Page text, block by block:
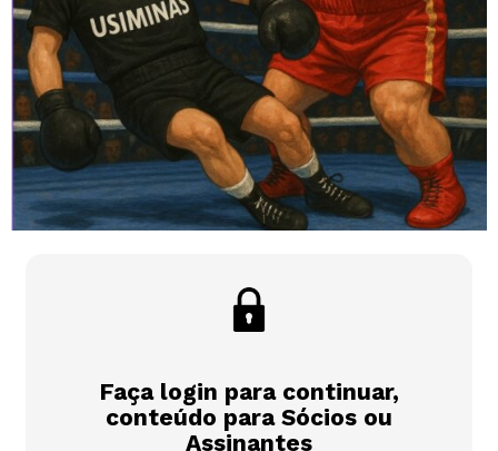
Faça login para continuar,
conteúdo para Sócios ou
Assinantes